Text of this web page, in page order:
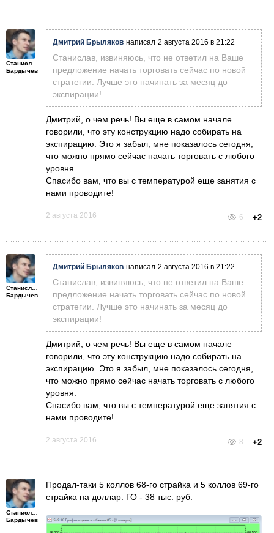
Станислав
Бардычев
Дмитрий Брыляков написал 2 августа 2016 в 21:22
Станислав, извиняюсь, что не ответил на Ваше
предложение начать торговать сейчас по новой
стратегии. Лучше это начинать за месяц до
экспирации!
Дмитрий, о чем речь! Вы еще в самом начале
говорили, что эту конструкцию надо собирать на
экспирацию. Это я забыл, мне показалось сегодня,
что можно прямо сейчас начать торговать с любого
уровня.
Спасибо вам, что вы с температурой еще занятия с
нами проводите!
2 августа 2016 6 +2
Станислав
Бардычев
Дмитрий Брыляков написал 2 августа 2016 в 21:22
Станислав, извиняюсь, что не ответил на Ваше
предложение начать торговать сейчас по новой
стратегии. Лучше это начинать за месяц до
экспирации!
Дмитрий, о чем речь! Вы еще в самом начале
говорили, что эту конструкцию надо собирать на
экспирацию. Это я забыл, мне показалось сегодня,
что можно прямо сейчас начать торговать с любого
уровня.
Спасибо вам, что вы с температурой еще занятия с
нами проводите!
2 августа 2016 8 +2
Станислав
Бардычев
Продал-таки 5 коллов 68-го страйка и 5 коллов 69-го
страйка на доллар. ГО - 38 тыс. руб.